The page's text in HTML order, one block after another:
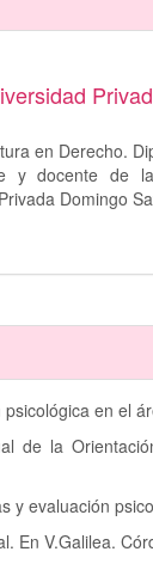
en Derecho.
y docente de
Domingo
en el
de la
y evaluación
En V.Galilea.